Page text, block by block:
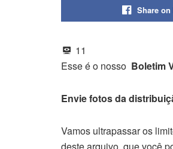
Share on
11
Esse é o nosso Boletim
Envie fotos da
Vamos ultrapassar os
deste arquivo, que você